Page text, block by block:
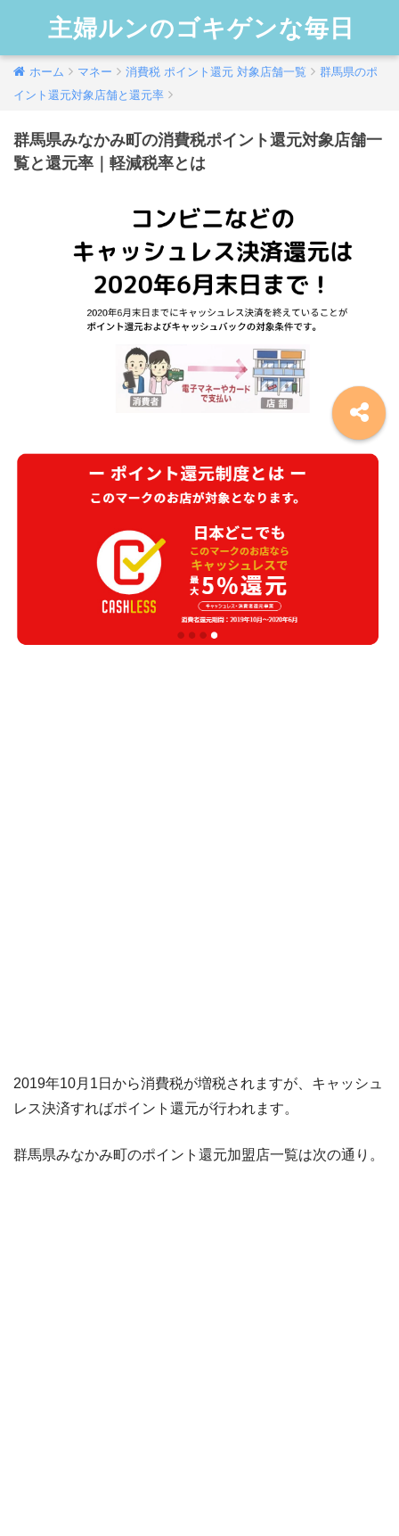
主婦ルンのゴキゲンな毎日
ホーム マネー 消費税 ポイント還元 対象店舗一覧
群馬県のポ
イント還元対象店舗と還元率
群馬県みなかみ町の消費税ポイント還元対象店舗一
覧と還元率｜軽減税率とは
2019年10月1日から消費税が増税されますが、キャッシュ
レス決済すればポイント還元が行われます。
群馬県みなかみ町のポイント還元加盟店一覧は次の通り。